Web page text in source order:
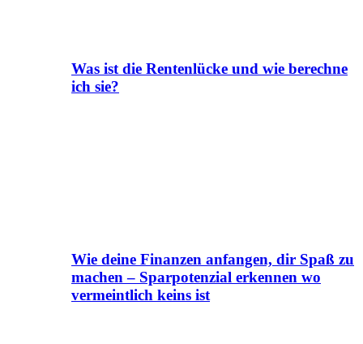
Was ist die Rentenlücke und wie berechne
ich sie?
Wie deine Finanzen anfangen, dir Spaß zu
machen – Sparpotenzial erkennen wo
vermeintlich keins ist